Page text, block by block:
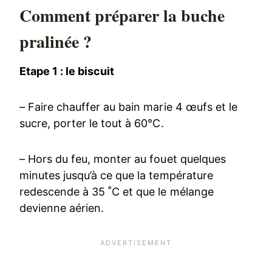
Comment préparer la buche
pralinée ?
Etape 1 : le biscuit
– Faire chauffer au bain marie 4 œufs et le
sucre, porter le tout à 60°C.
– Hors du feu, monter au fouet quelques
minutes jusqu’à ce que la température
redescende à 35 ˚C et que le mélange
devienne aérien.